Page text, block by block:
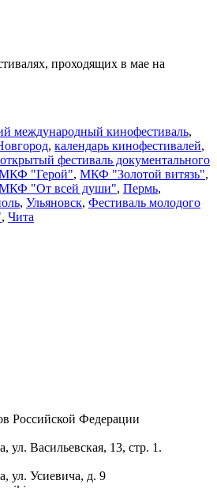
проходящих в мае на
международный кинофестиваль,
, календарь кинофестивалей,
фестиваль документального
"Герой", МКФ "Золотой витязь",
"От всей души", Пермь,
, Ульяновск, Фестиваль молодого
, Чита
Российской Федерации
ул. Васильевская, 13, стр. 1.
ул. Усиевича, д. 9